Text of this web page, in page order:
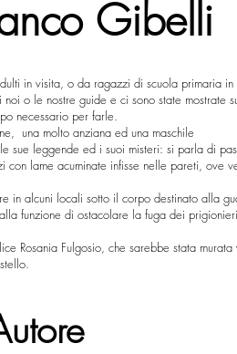
Gibelli
in visita, o da ragazzi di scuola primaria
o le nostre guide e ci sono state mostrate
necessario per farle.
una molto anziana ed una maschile
sue leggende ed i suoi misteri: si parla di
lame acuminate infisse nelle pareti, ove
in alcuni locali sotto il corpo destinato alla
funzione di ostacolare la fuga dei
Rosania Fulgosio, che sarebbe stata